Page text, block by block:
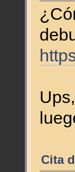
Cita